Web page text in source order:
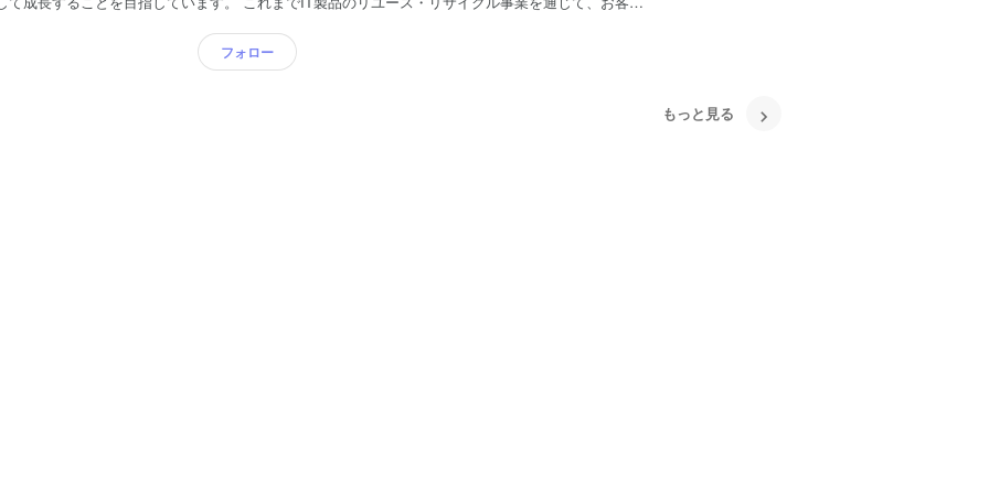
信用を積み重ね、事業を拡大してきました。 創業して24年。 世の中はますます環境に
まっています。 私たちはこれからもお客さまに寄り添い、ITリユース事業を通じてサステナブルな
フォロー
もっと見る